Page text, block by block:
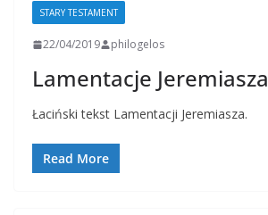
STARY TESTAMENT
22/04/2019 philogelos
Lamentacje Jeremiasza
Łaciński tekst Lamentacji Jeremiasza.
Read More